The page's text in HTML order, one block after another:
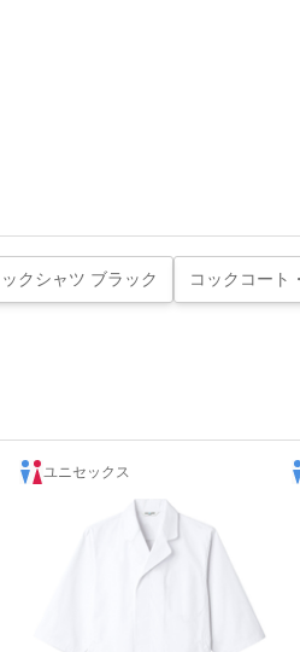
クシャツ ブラック コックコート
ユニセックス